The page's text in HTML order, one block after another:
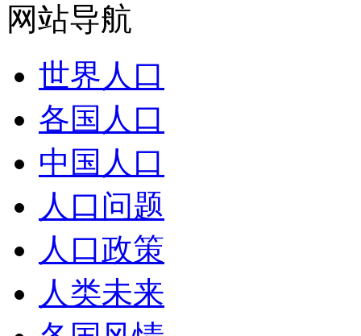
网站导航
世界人口
各国人口
中国人口
人口问题
人口政策
人类未来